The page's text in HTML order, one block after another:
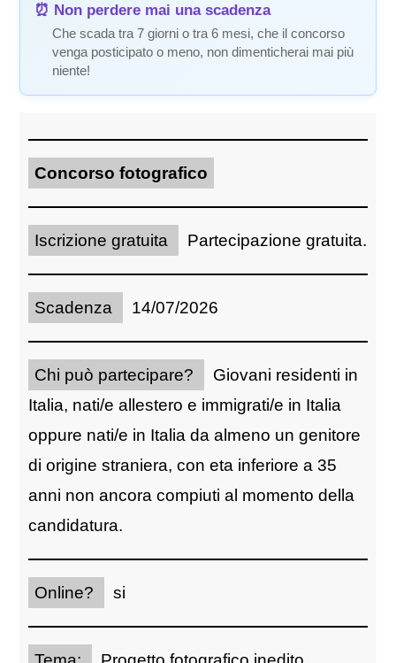
⏰ Non perdere mai una scadenza
Che scada tra 7 giorni o tra 6 mesi, che il concorso
venga posticipato o meno, non dimenticherai mai più
niente!
Concorso fotografico
Iscrizione gratuita Partecipazione gratuita.
Scadenza 14/07/2026
Chi può partecipare?
Giovani residenti in
Italia, nati/e allestero e immigrati/e in Italia
oppure nati/e in Italia da almeno un genitore
di origine straniera, con eta inferiore a 35
anni non ancora compiuti al momento della
candidatura.
Online? si